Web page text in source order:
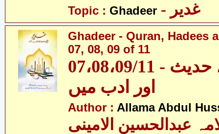
Topic : Ghadeer - غدیر
Ghadeer - Quran, Hadees
07, 08, 09 of 11
07،08،09/11 - غدیر - قرآن، حدیث
اور ادب میں
Author : Allama Abdul
عبدالحسین الامینی